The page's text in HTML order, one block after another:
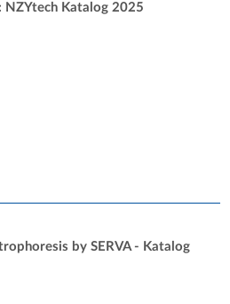
NZYtech Katalog 2025
by SERVA - Katalog